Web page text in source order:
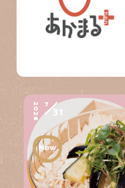
2026 7
31